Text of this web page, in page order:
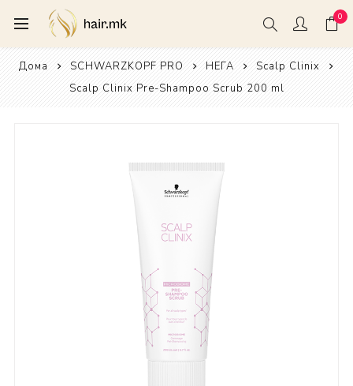
0
Дома SCHWARZKOPF PRO НЕГА
Scalp Clinix
Scalp Clinix Pre-Shampoo Scrub 200 ml